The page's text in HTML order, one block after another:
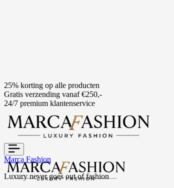
25% korting op alle producten
Gratis verzending vanaf €250,-
24/7 premium klantenservice
Marca Fashion
Luxury never goes out of fashion